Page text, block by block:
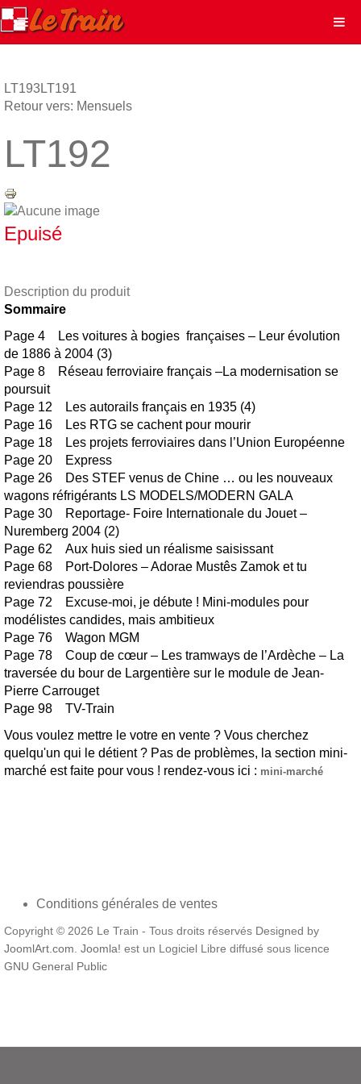
LT193LT191
Retour vers: Mensuels
LT192
Epuisé
Description du produit
Sommaire
Page 4 Les voitures à bogies françaises – Leur évolution
de 1886 à 2004 (3)
Page 8 Réseau ferroviaire français –La modernisation se
poursuit
Page 12 Les autorails français en 1935 (4)
Page 16 Les RTG se cachent pour mourir
Page 18 Les projets ferroviaires dans l’Union Européenne
Page 20 Express
Page 26 Des STEF venus de Chine … ou les nouveaux
wagons réfrigérants LS MODELS/MODERN GALA
Page 30 Reportage- Foire Internationale du Jouet –
Nuremberg 2004 (2)
Page 62 Aux huis sied un réalisme saisissant
Page 68 Port-Dolores – Adorae Mustês Zamok et tu
reviendras poussière
Page 72 Excuse-moi, je débute ! Mini-modules pour
modélistes candides, mais ambitieux
Page 76 Wagon MGM
Page 78 Coup de cœur – Les tramways de l’Ardèche – La
traversée du bour de Largentière sur le module de Jean-
Pierre Carrouget
Page 98 TV-Train
Vous voulez mettre le votre en vente ? Vous cherchez
quelqu'un qui le détient ? Pas de problèmes, la section mini-
marché est faite pour vous ! rendez-vous ici : mini-marché
Conditions générales de ventes
Copyright © 2026 Le Train - Tous droits réservés Designed by
JoomlArt.com Joomla! est un Logiciel Libre diffusé sous licence
GNU General Public